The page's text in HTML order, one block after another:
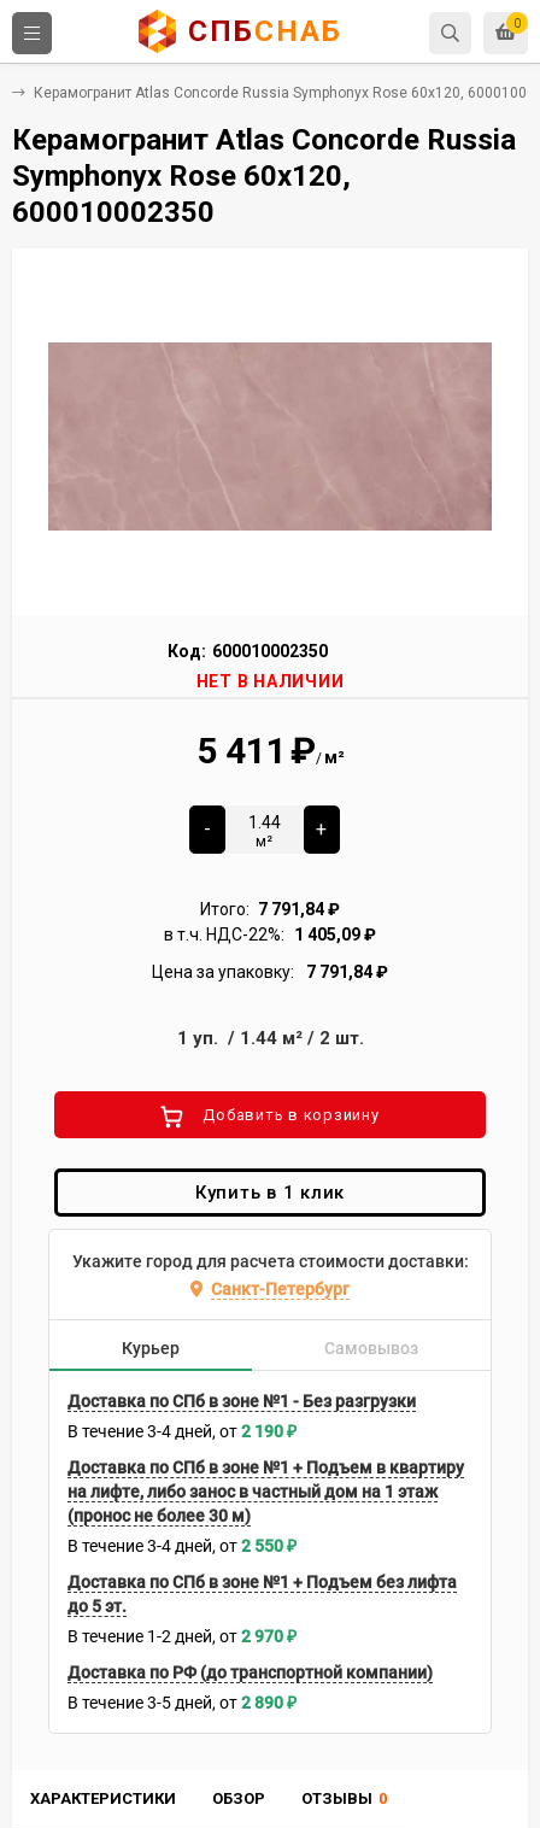
0
СПБСНАБ
Керамогранит Atlas Concorde Russia Symphonyx Rose 60x120,
Керамогранит Atlas Concorde Russia
Symphonyx Rose 60x120,
600010002350
ХАРАКТЕРИСТИКИ ОБЗОР ОТЗЫВЫ 0
Код: 600010002350
НЕТ В НАЛИЧИИ
5 411 ₽/ м²
-
м²
+
Итого: 7 791,84₽
в т.ч. НДС-22%:
1 405,09₽
Цена за упаковку:
7 791,84₽
1 уп. / 1.44м²/ 2 шт.
Добавить в корзиину
Купить в 1 клик
Укажите город для расчета стоимости доставки:
Санкт-Петербург
Курьер Самовывоз
Доставка по СПб в зоне №1 - Без разгрузки
В течение3-4 дней 2 190₽
Доставка по СПб в зоне №1 + Подъем в квартиру
на лифте, либо занос в частный дом на 1 этаж
(пронос не более 30 м)
В течение3-4 дней 2 550₽
Доставка по СПб в зоне №1 + Подъем без лифта
до 5 эт.
В течение 1-2 дней 2 970₽
Доставка по РФ (до транспортной компании)
В течение3-5 дней 2 890₽